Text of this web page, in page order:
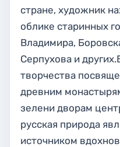
стране, художник
облике старинных
Владимира,
Серпухова и
творчества
древним
зелени дворам
русская природа
источником